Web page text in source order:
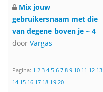
Mix jouw
gebruikersnaam met die
van degene boven je ~ 4
door Vargas
Pagina: 1 2 3 4 5 6 7 8 9 10 11 12 13
14 15 16 17 18 19 20